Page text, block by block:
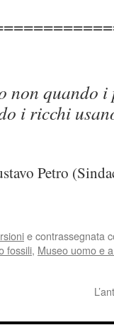
non quando
i ricchi
Petro
e contrassegnata
fossili, Museo uomo e